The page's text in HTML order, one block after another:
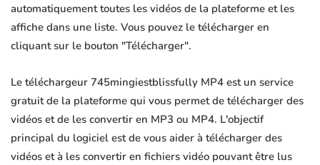
automatiquement toutes les vidéos de la plateforme et les
affiche dans une liste. Vous pouvez le télécharger en
cliquant sur le bouton "Télécharger".
Le téléchargeur 745mingiestblissfully MP4 est un service
gratuit de la plateforme qui vous permet de télécharger des
vidéos et de les convertir en MP3 ou MP4. L'objectif
principal du logiciel est de vous aider à télécharger des
vidéos et à les convertir en fichiers vidéo pouvant être lus